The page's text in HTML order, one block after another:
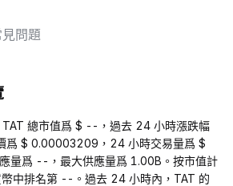
見問題
總市值爲 $ --，過去 24 小時漲跌幅
爲 $ 0.00003209，24 小時交易量爲 $
量爲 --，最大供應量爲 1.00B。按市值計
中排名第 --。過去 24 小時內，TAT 的